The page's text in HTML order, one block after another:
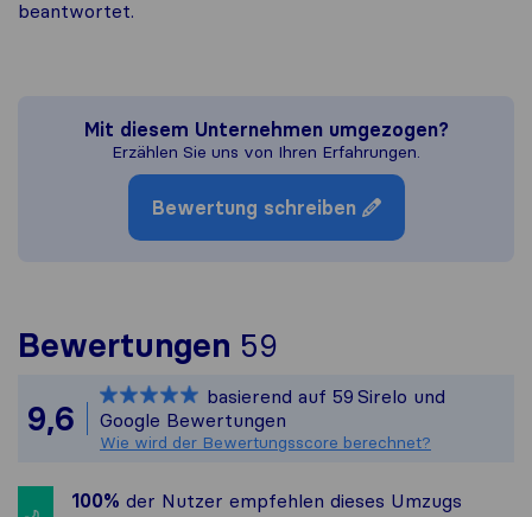
beantwortet.
Mit diesem Unternehmen umgezogen?
Erzählen Sie uns von Ihren Erfahrungen.
Bewertung schreiben
Bewertungen 59
Alle
9,6
basierend auf 59 Sirelo und
Google Bewertungen
Wie wird der Bewertungsscore berechnet?
100% der Nutzer empfehlen dieses Umzugs​